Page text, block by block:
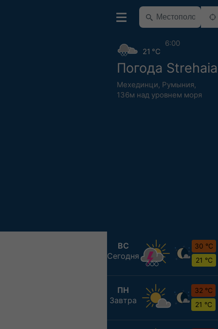
Погода Strehaia
Мехединци, Румыния,
136м над уровнем моря
21 °C
6:00
ВС
Сегодня
30 °C
21 °C
ПН
Завтра
32 °C
21 °C